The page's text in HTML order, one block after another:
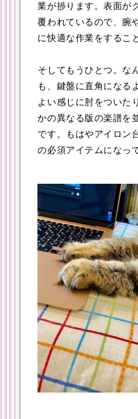
業が捗ります。表面が
覆われているので、腕
に快適な作業をするこ
そしてもうひとつ。な
も、鍵盤に直角になる
よい感じに肘をついた
かの異なる版の楽譜を
です。もはやアイロン
の必須アイテムになっ